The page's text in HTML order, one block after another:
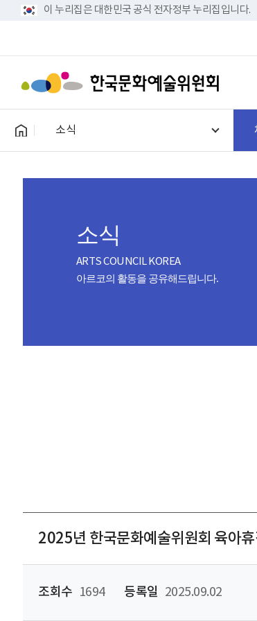
이 누리집은 대한민국 공식 전자정부 누리집입니다.
소식
소식
ARTS COUNCIL KOREA
아르코의 활동을 공유해드립니다.
2025년 한국문화예술위원회 육아
조회수 1694 등록일 2025.09.02